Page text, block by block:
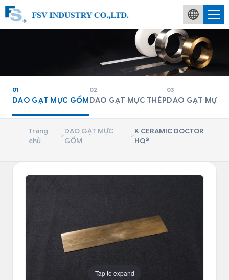
01
DAO GẠT MỰC GỐM
02
DAO GẠT MỰC THÉP
03
DAO GẠT MỰC
Trang
chủ
>
DAO GẠT MỰC
GỐM
>
K CERAMIC DOCTOR
HQ®
Tap to expand